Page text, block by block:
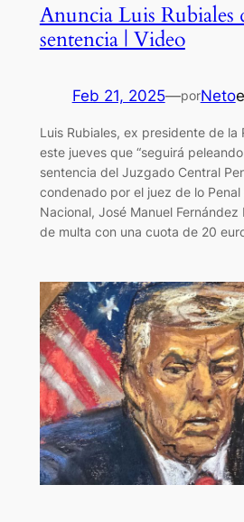
Anuncia Luis Rubiales
sentencia | Video
Feb 21, 2025—porNeto
Luis Rubiales, ex presidente de la
este jueves que “seguirá
sentencia del Juzgado Central
condenado por el juez de lo
Nacional, José Manuel Fernández
de multa con una cuota de 20